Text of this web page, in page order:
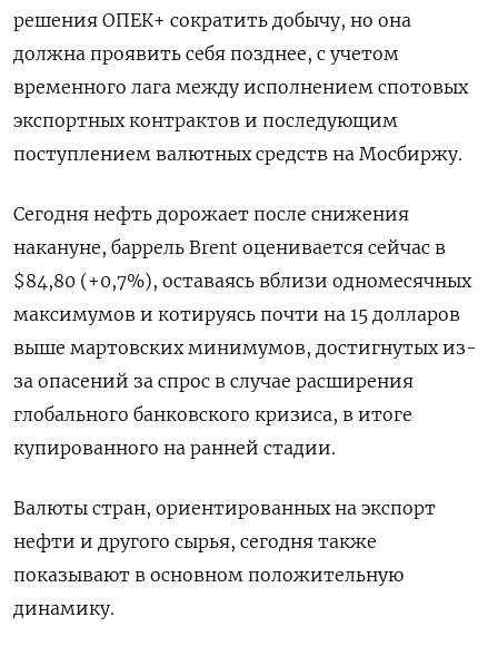
решения ОПЕК+ сократить добычу, но она
должна проявить себя позднее, с учетом
временного лага между исполнением спотовых
экспортных контрактов и последующим
поступлением валютных средств на Мосбиржу.
Сегодня нефть дорожает после снижения
накануне, баррель Brent оценивается сейчас в
$84,80 (+0,7%), оставаясь вблизи одномесячных
максимумов и котируясь почти на 15 долларов
выше мартовских минимумов, достигнутых из-
за опасений за спрос в случае расширения
глобального банковского кризиса, в итоге
купированного на ранней стадии.
Валюты стран, ориентированных на экспорт
нефти и другого сырья, сегодня также
показывают в основном положительную
динамику.